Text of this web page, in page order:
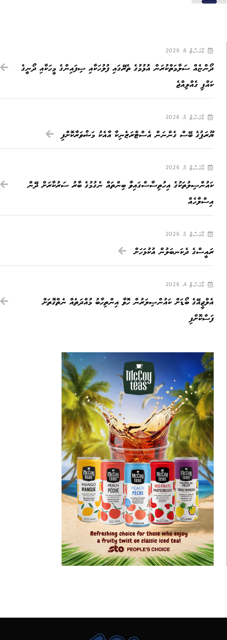
އޯގަސްޓް 6, 2026
ދޯންޏެއް ސަލާމަތްކުރަން އުޅުމުގެ ތެރޭގައި ފުލުހަކާއި ސިފައިންގެ މީހަކާއި ދޯނީގެ
ކައްޕި ގެއްލިއްޖެ
އޯގަސްޓް 5, 2026
ޔޫރަޕުގެ ބޭސް ގެންނަން އެސްޓްރަޒެނިކާ އާއެކު މަޝްވަރާކޮށްފި
އޯގަސްޓް 5, 2026
ކައުންސިލުތަކުގެ އިހުތިސާސްގައިވާ ބިންތައް ނެގުމުގެ ބާރު ސަރުކާރަށް ދޭން
އިސްލާހެއް
އޯގަސްޓް 5, 2026
ރައީސްގެ ދެކަނބަލުން އުކުޅަހަށް
އޯގަސްޓް 4, 2026
އެލްޖީއޭގެ ބޯޑަށް ކައުންސިލަރުން ހޮވާ އިންތިހާބު މުއްދަތެއް ނެތްގޮތަށް
ފަސްކޮށްފި